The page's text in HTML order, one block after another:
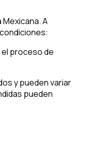
A
proceso de
y pueden variar
pueden